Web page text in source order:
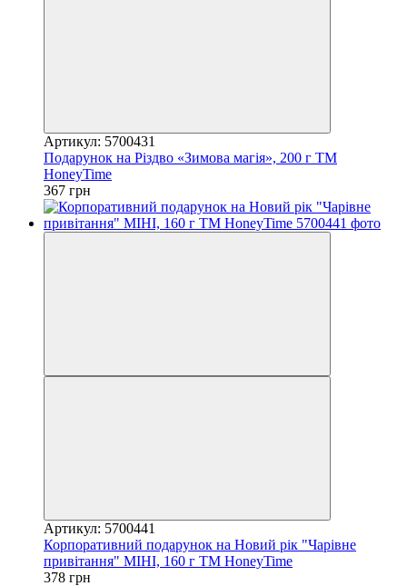
Артикул: 5700431
Подарунок на Різдво «Зимова магія», 200 г TM
HoneyTime
367 грн
Артикул: 5700441
Корпоративний подарунок на Новий рік "Чарівне
привітання" МІНІ, 160 г ТМ HoneyTime
378 грн